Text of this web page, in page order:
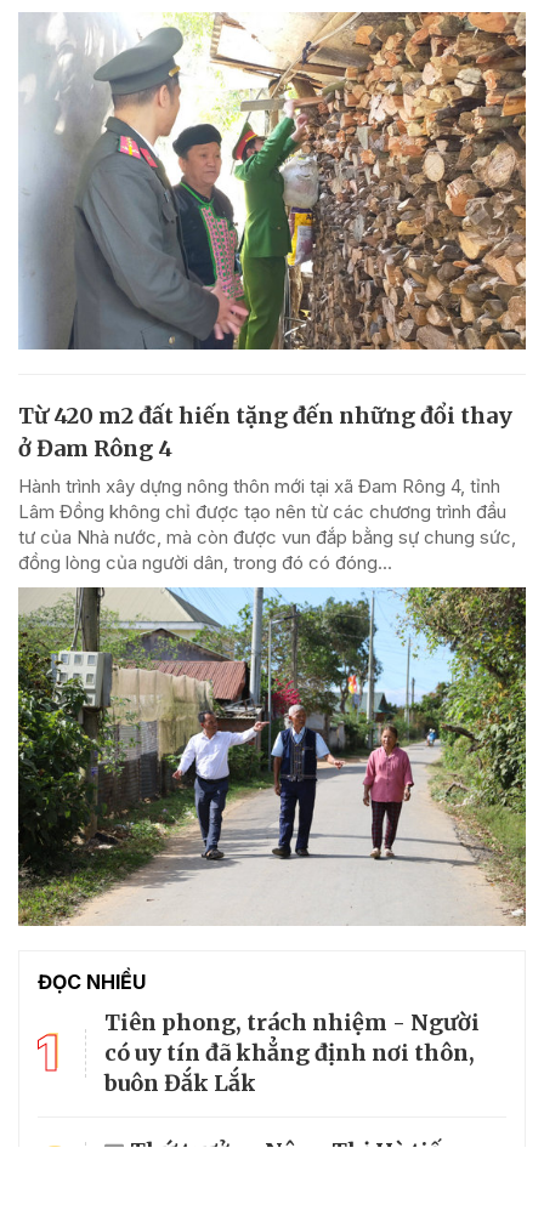
Từ 420 m2 đất hiến tặng đến những đổi thay
ở Đam Rông 4
Hành trình xây dựng nông thôn mới tại xã Đam Rông 4, tỉnh
Lâm Đồng không chỉ được tạo nên từ các chương trình đầu
tư của Nhà nước, mà còn được vun đắp bằng sự chung sức,
đồng lòng của người dân, trong đó có đóng...
ĐỌC NHIỀU
1
Tiên phong, trách nhiệm - Người
có uy tín đã khẳng định nơi thôn,
buôn Đắk Lắk
2
Thứ trưởng Nông Thị Hà tiếp